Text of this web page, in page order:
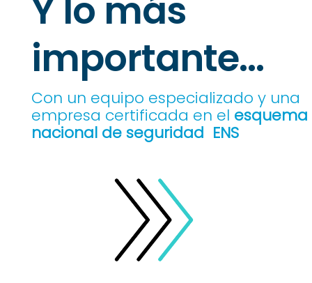
Y lo más
importante…
Con un equipo especializado y una
empresa certificada en el esquema
nacional de seguridad ENS